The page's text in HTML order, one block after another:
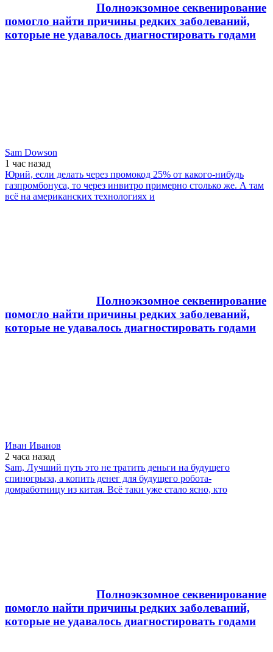
Полноэкзомное секвенирование
помогло найти причины редких заболеваний,
которые не удавалось диагностировать годами
Sam Dowson
1 час назад
Юрий, если делать через промокод 25% от какого-нибудь
газпромбонуса, то через инвитро примерно столько же. А там
всё на американских технологиях и
Полноэкзомное секвенирование
помогло найти причины редких заболеваний,
которые не удавалось диагностировать годами
Иван Иванов
2 часа назад
Sam, Лучший путь это не тратить деньги на будущего
спиногрыза, а копить денег для будущего робота-
домработницу из китая. Всё таки уже стало ясно, кто
Полноэкзомное секвенирование
помогло найти причины редких заболеваний,
которые не удавалось диагностировать годами